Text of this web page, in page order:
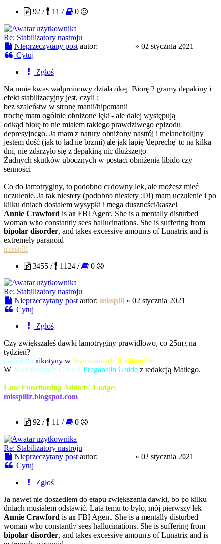
92 / 11 / 0
Re: Stabilizatory nastroju
Nieprzeczytany post autor: » 02 stycznia 2021
Cytuj
Zgłoś
Na mnie kwas walproinowy działa okej. Biorę 2 gramy depakiny i
efekt stabilizacyjny jest, czyli :
bez szaleństw w stronę manii/hipomanii
trochę mam ogólnie obniżone lęki - ale dalej występują
odkąd biorę to nie miałem takiego prawdziwego epizodu
depresyjnego. Ja mam z natury obniżony nastrój i melancholijny
jestem dość (jak to ładnie brzmi) ale jak łapię 'deprechę' to na kilka
dni, nie zdarzyło się z depakiną nic dłuższego
Żadnych skutków ubocznych w postaci obniżenia libido czy
senności
Co do lamotryginy, to podobno cudowny lek, ale możesz mieć
uczulenie. Ja tak niestety (podobno niestety :D!) mam uczulenie i po
kilku dniach dostałem wysypki i mega duszności/kaszel
Annie Crawford is an FBI Agent. She is a mentally disturbed
woman who constantly sees hallucinations. She is suffering from
bipolar disorder, and takes excessive amounts of Lunatrix and is
extremely paranoid
misspill
3455 /
1124 / 0
Re: Stabilizatory nastroju
Nieprzeczytany post autor: misspill» 02 stycznia 2021
Cytuj
Zgłoś
Czy zwiększałeś dawki lamotryginy prawidłowo, co 25mg na
tydzień?
Guide do nikotyny w Stymulantach Roślinnych.
W Modulatorach GABA Pregabalin Guide z redakcją Matiego.
Low Functioning Addicts' Lodge:
misspillz.blogspot.com
92 /
11 / 0
Re: Stabilizatory nastroju
Nieprzeczytany post autor: » 02 stycznia 2021
Cytuj
Zgłoś
Ja nawet nie doszedłem do etapu zwiększania dawki, bo po kilku
dniach musiałem odstawić. Lata temu to było, mój pierwszy lek
Annie Crawford is an FBI Agent. She is a mentally disturbed
woman who constantly sees hallucinations. She is suffering from
bipolar disorder, and takes excessive amounts of Lunatrix and is